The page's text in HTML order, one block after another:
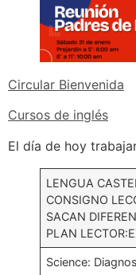
Circular Bienvenida
Cursos de inglés
El día de hoy
LENGUA
CONSIGNO
SACAN
PLAN
Science: